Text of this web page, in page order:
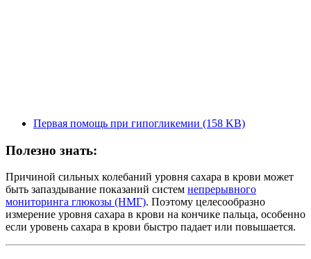
Первая помощь при гипогликемии (158 KB)
Полезно знать:
Причиной сильных колебаний уровня сахара в крови может
быть запаздывание показаний систем непрерывного
мониторинга глюкозы (НМГ). Поэтому целесообразно
измерение уровня сахара в крови на кончике пальца, особенно
если уровень сахара в крови быстро падает или повышается.